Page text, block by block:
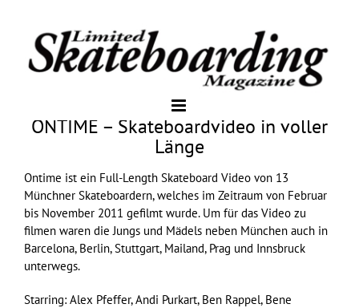
ONTIME – Skateboardvideo in voller
Länge
Ontime ist ein Full-Length Skateboard Video von 13
Münchner Skateboardern, welches im Zeitraum von Februar
bis November 2011 gefilmt wurde. Um für das Video zu
filmen waren die Jungs und Mädels neben München auch in
Barcelona, Berlin, Stuttgart, Mailand, Prag und Innsbruck
unterwegs.
Starring: Alex Pfeffer, Andi Purkart, Ben Rappel, Bene